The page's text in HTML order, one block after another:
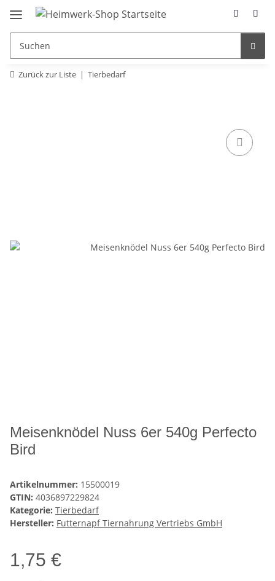
Zurück zur Liste Tierbedarf
Meisenknödel Nuss 6er 540g Perfecto
Bird
Artikelnummer: 15500019
GTIN: 4036897229824
Kategorie: Tierbedarf
Hersteller: Futternapf Tiernahrung Vertriebs GmbH
1,75 €